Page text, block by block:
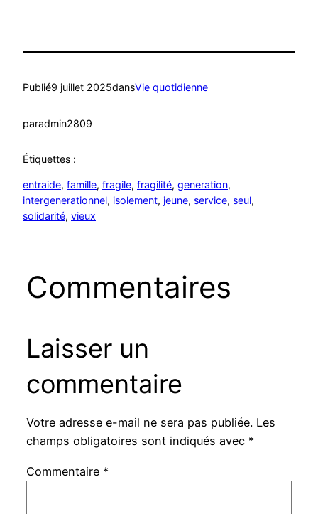
Publié9 juillet 2025dansVie quotidienne
paradmin2809
Étiquettes :
entraide, famille, fragile, fragilité, generation
intergenerationnel, isolement, jeune, service, seul
solidarité, vieux
Commentaires
Laisser un
commentaire
Votre adresse e-mail ne sera pas publiée. Les
champs obligatoires sont indiqués avec *
Commentaire *